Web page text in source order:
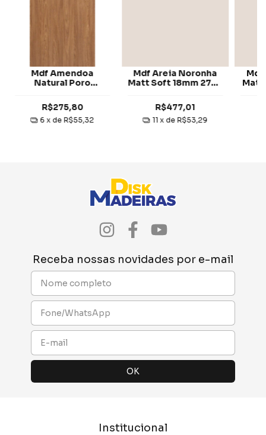
Mdf Amendoa
Natural Poro
2750 x 1850 mm 1
Face Eucatex
R$275,80
6 x deR$55,32
Mdf Areia Noronha
Matt Soft 18mm 2750
Eucatex
R$477,01
11 x deR$53,29
Mdf
Matt
Receba nossas novidades por e-mail
Institucional